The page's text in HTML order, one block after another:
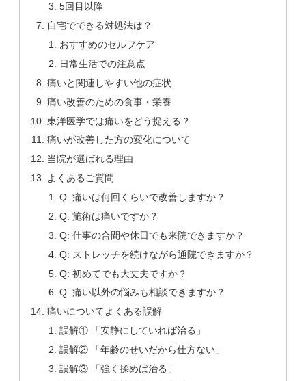
5回目以降
自宅でできる対処法は？
おすすめのセルフケア
日常生活での注意点
痛いと関連しやすい他の症状
痛い改善のための食事・栄養
東洋医学では痛いをどう捉える？
痛いが改善した方の変化について
当院が選ばれる理由
よくあるご質問
Q: 痛いは何回くらいで改善しますか？
Q: 施術は痛いですか？
Q: 仕事の合間や休日でも来院できますか？
Q: ストレッチを続けながら通院できますか？
Q: 初めてでも大丈夫ですか？
Q: 痛い以外の悩みも相談できますか？
痛いについてよくある誤解
誤解① 「安静にしていれば治る」
誤解② 「年齢のせいだから仕方ない」
誤解③ 「強く揉めば治る」